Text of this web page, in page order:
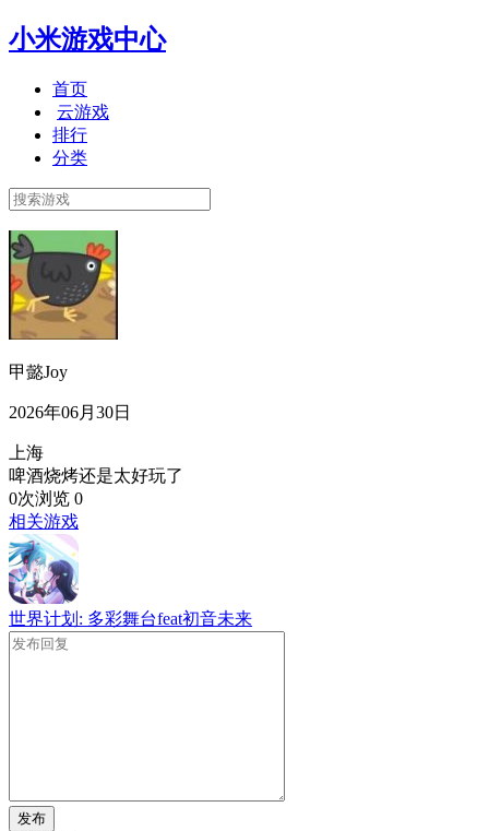
小米游戏中心
首页
云游戏
排行
分类
甲懿Joy
2026年06月30日
上海
啤酒烧烤还是太好玩了
0次浏览 0
相关游戏
世界计划: 多彩舞台feat初音未来
发布